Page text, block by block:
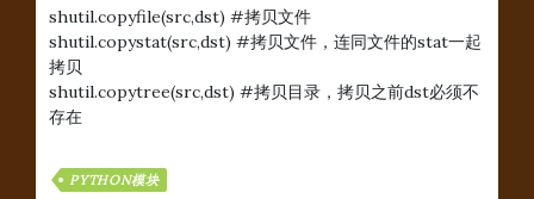
shutil.copyfile(src,dst) #拷贝文件
shutil.copystat(src,dst) #拷贝文件，连同文件的stat一起
拷贝
shutil.copytree(src,dst) #拷贝目录，拷贝之前dst必须不
存在
PYTHON模块